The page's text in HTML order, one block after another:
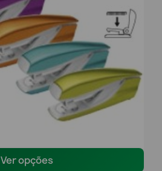
Ver opções